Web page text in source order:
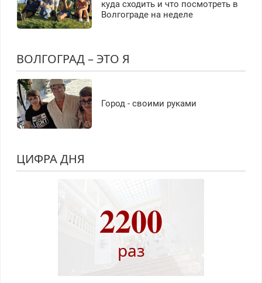
куда сходить и что посмотреть в
Волгограде на неделе
ВОЛГОГРАД – ЭТО Я
Город - своими руками
ЦИФРА ДНЯ
2200
раз